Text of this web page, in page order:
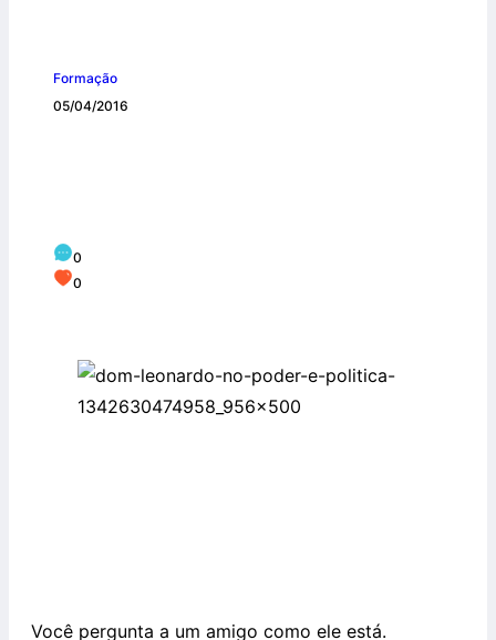
Formação
05/04/2016
0
0
Você pergunta a um amigo como ele está.